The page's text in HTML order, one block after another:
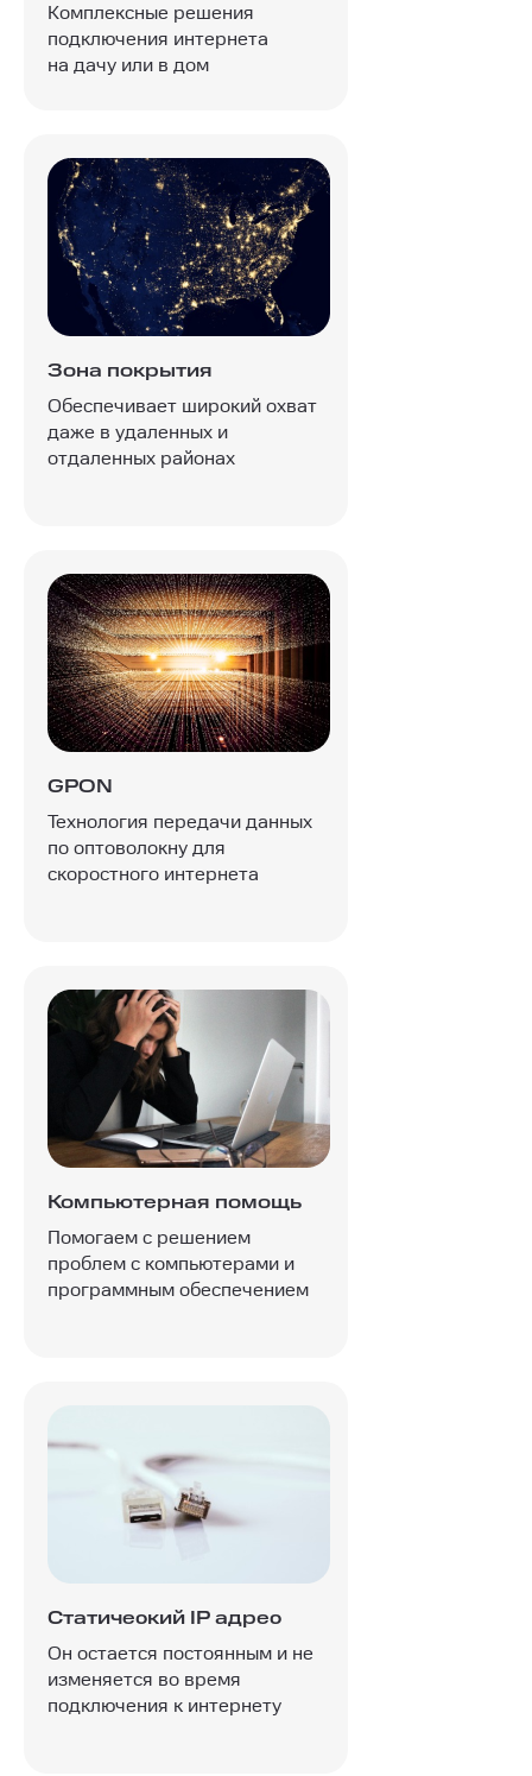
Комплексные решения
подключения интернета
на дачу или в дом
Зона покрытия
Обеспечивает широкий охват
даже в удаленных и
отдаленных районах
GPON
Технология передачи данных
по оптоволокну для
скоростного интернета
Компьютерная помощь
Помогаем с решением
проблем с компьютерами и
программным обеспечением
Статический IP адрес
Он остается постоянным и не
изменяется во время
подключения к интернету